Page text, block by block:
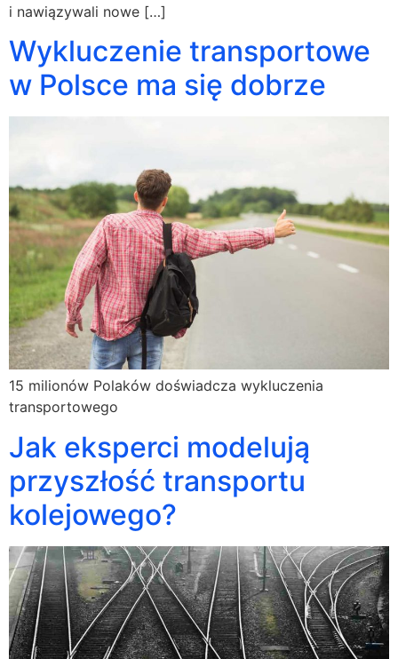
i nawiązywali nowe […]
Wykluczenie transportowe
w Polsce ma się dobrze
15 milionów Polaków doświadcza wykluczenia
transportowego
Jak eksperci modelują
przyszłość transportu
kolejowego?